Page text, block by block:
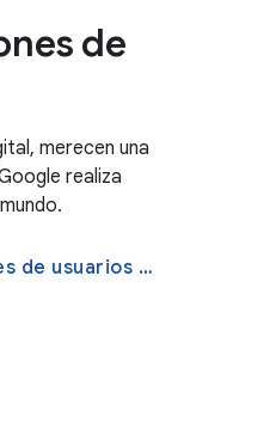
de
merecen una
realiza
Lee sobre las iniciativas de los próximos mil millones de usuarios de Google